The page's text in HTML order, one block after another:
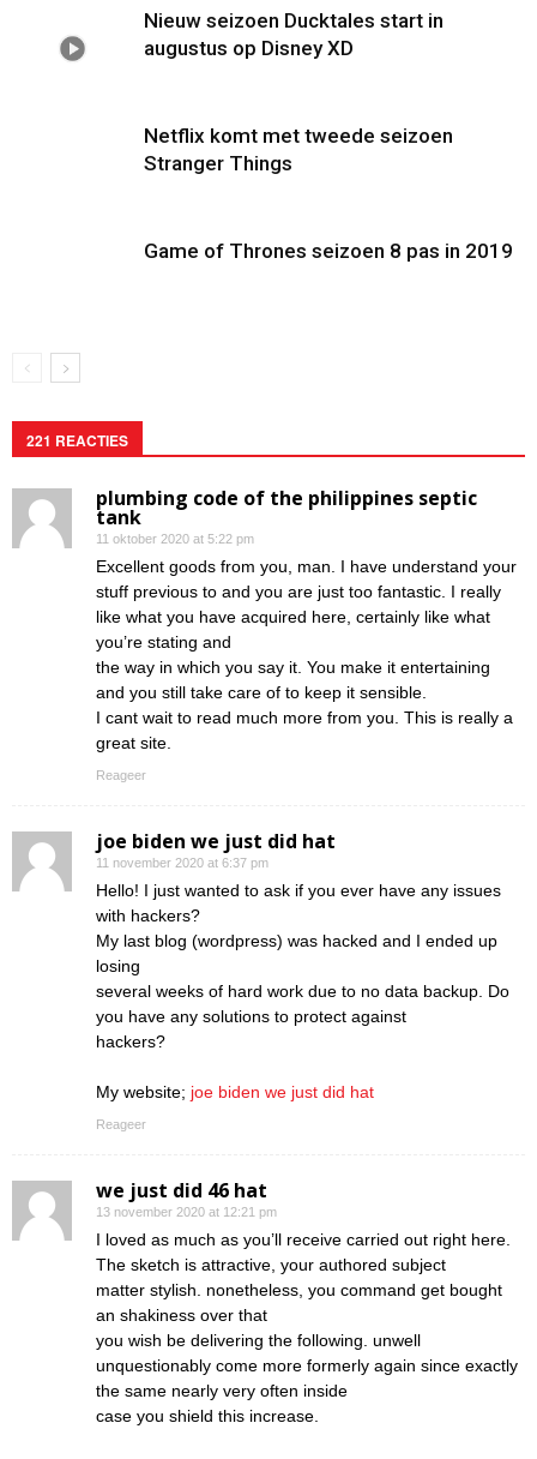
Nieuw seizoen Ducktales start in
augustus op Disney XD
Netflix komt met tweede seizoen
Stranger Things
Game of Thrones seizoen 8 pas in 2019
221 REACTIES
plumbing code of the philippines septic
tank
11 oktober 2020 at 5:22 pm
Excellent goods from you, man. I have understand your
stuff previous to and you are just too fantastic. I really
like what you have acquired here, certainly like what
you’re stating and
the way in which you say it. You make it entertaining
and you still take care of to keep it sensible.
I cant wait to read much more from you. This is really a
great site.
Reageer
joe biden we just did hat
11 november 2020 at 6:37 pm
Hello! I just wanted to ask if you ever have any issues
with hackers?
My last blog (wordpress) was hacked and I ended up
losing
several weeks of hard work due to no data backup. Do
you have any solutions to protect against
hackers?
My website; joe biden we just did hat
Reageer
we just did 46 hat
13 november 2020 at 12:21 pm
I loved as much as you’ll receive carried out right here.
The sketch is attractive, your authored subject
matter stylish. nonetheless, you command get bought
an shakiness over that
you wish be delivering the following. unwell
unquestionably come more formerly again since exactly
the same nearly very often inside
case you shield this increase.